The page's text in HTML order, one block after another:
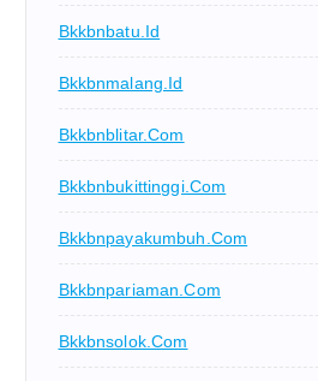
Bkkbnbatu.id
Bkkbnmalang.id
Bkkbnblitar.com
Bkkbnbukittinggi.com
Bkkbnpayakumbuh.com
Bkkbnpariaman.com
Bkkbnsolok.com